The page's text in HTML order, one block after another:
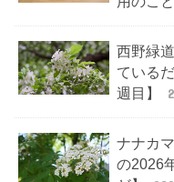
西野緑
ている
週目】
ナナカ
の2026